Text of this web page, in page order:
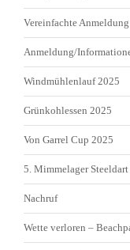
Vereinfachte
Anmeldung/
Windmühlenlauf 2025
Grünkohlessen 2025
Von Garrel Cup 2025
5. Mimmelager Steeldart
Nachruf
Wette verloren –